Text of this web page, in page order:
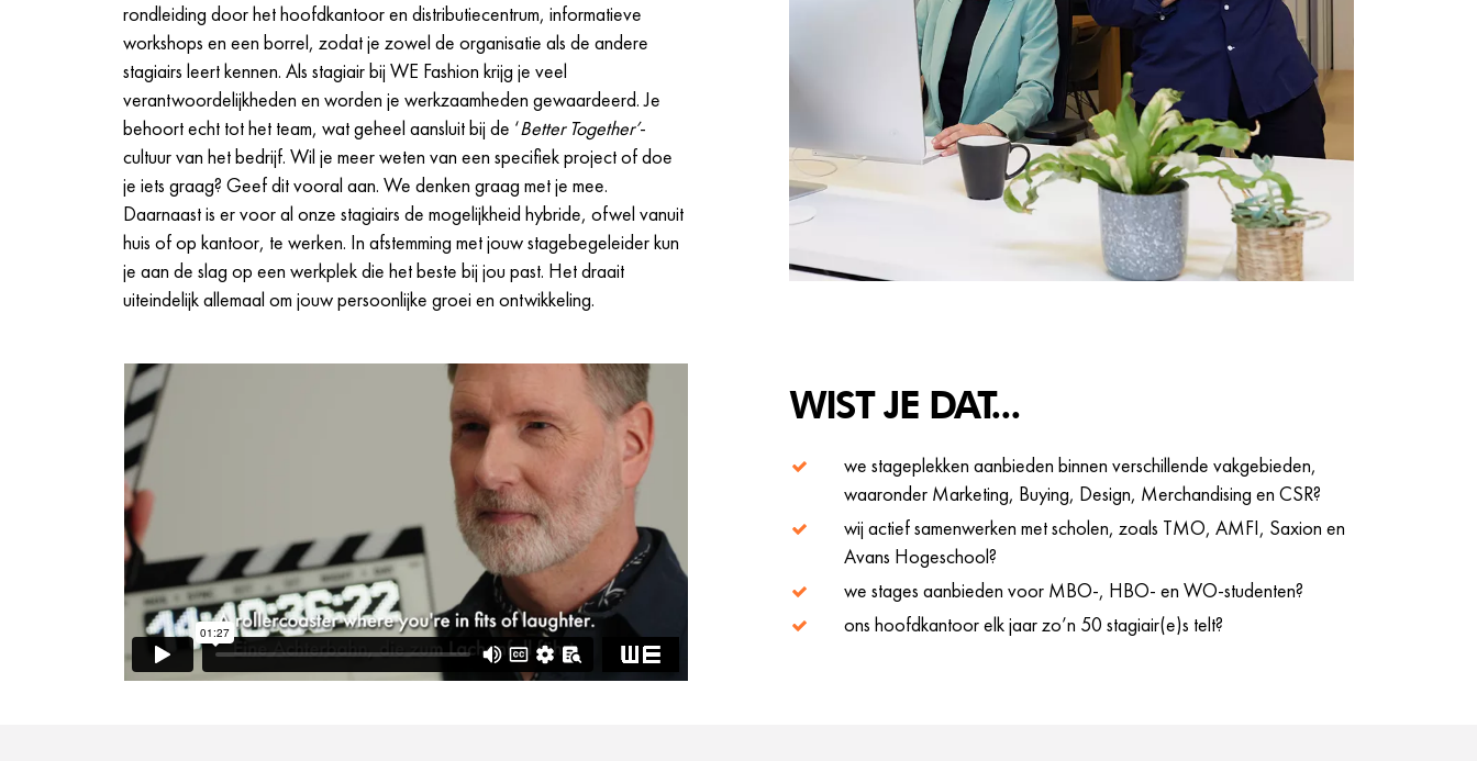
rondleiding door het hoofdkantoor en distributiecentrum, informatieve
workshops en een borrel, zodat je zowel de organisatie als de andere
stagiairs leert kennen. Als stagiair bij WE Fashion krijg je veel
verantwoordelijkheden en worden je werkzaamheden gewaardeerd. Je
behoort echt tot het team, wat geheel aansluit bij de ‘Better Together’-
cultuur van het bedrijf. Wil je meer weten van een specifiek project of doe
je iets graag? Geef dit vooral aan. We denken graag met je mee.
Daarnaast is er voor al onze stagiairs de mogelijkheid hybride, ofwel vanuit
huis of op kantoor, te werken. In afstemming met jouw stagebegeleider kun
je aan de slag op een werkplek die het beste bij jou past. Het draait
uiteindelijk allemaal om jouw persoonlijke groei en ontwikkeling.
WIST JE DAT...
we stageplekken aanbieden binnen verschillende vakgebieden,
waaronder Marketing, Buying, Design, Merchandising en CSR?
wij actief samenwerken met scholen, zoals TMO, AMFI, Saxion en
Avans Hogeschool?
we stages aanbieden voor MBO-, HBO- en WO-studenten?
ons hoofdkantoor elk jaar zo’n 50 stagiair(e)s telt?